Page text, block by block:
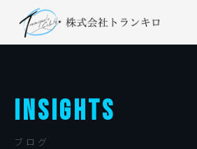
INSIGHTS
ブログ